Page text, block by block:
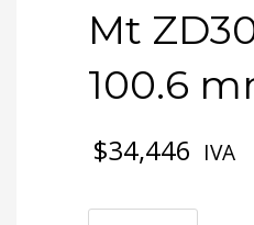
Mt
100.6
$34,446 IVA